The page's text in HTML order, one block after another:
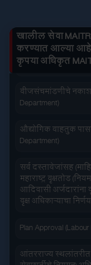
जलद सेवा
सहज पोहोच
वापरण्यास सोपे
खालील सेवा
करण्यात आल्या
कृपया अधिकृत
जनित्र संचमांडणीची
वीज संचमांडणीचे
वीजसंचमांडणीचे
Department)
औद्योगिक वाहतुक
Department)
सर्व दस्तावेजांसह
महाराष्ट्र वृक्षतोड
आदिवासी अर्जदारांना
वृक्ष अधिकाऱ्याचा
Plan Approval
आंतरराज्य
सेवाशर्तीचे नियमन)